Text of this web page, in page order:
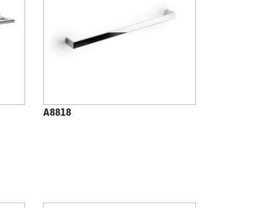
A8818